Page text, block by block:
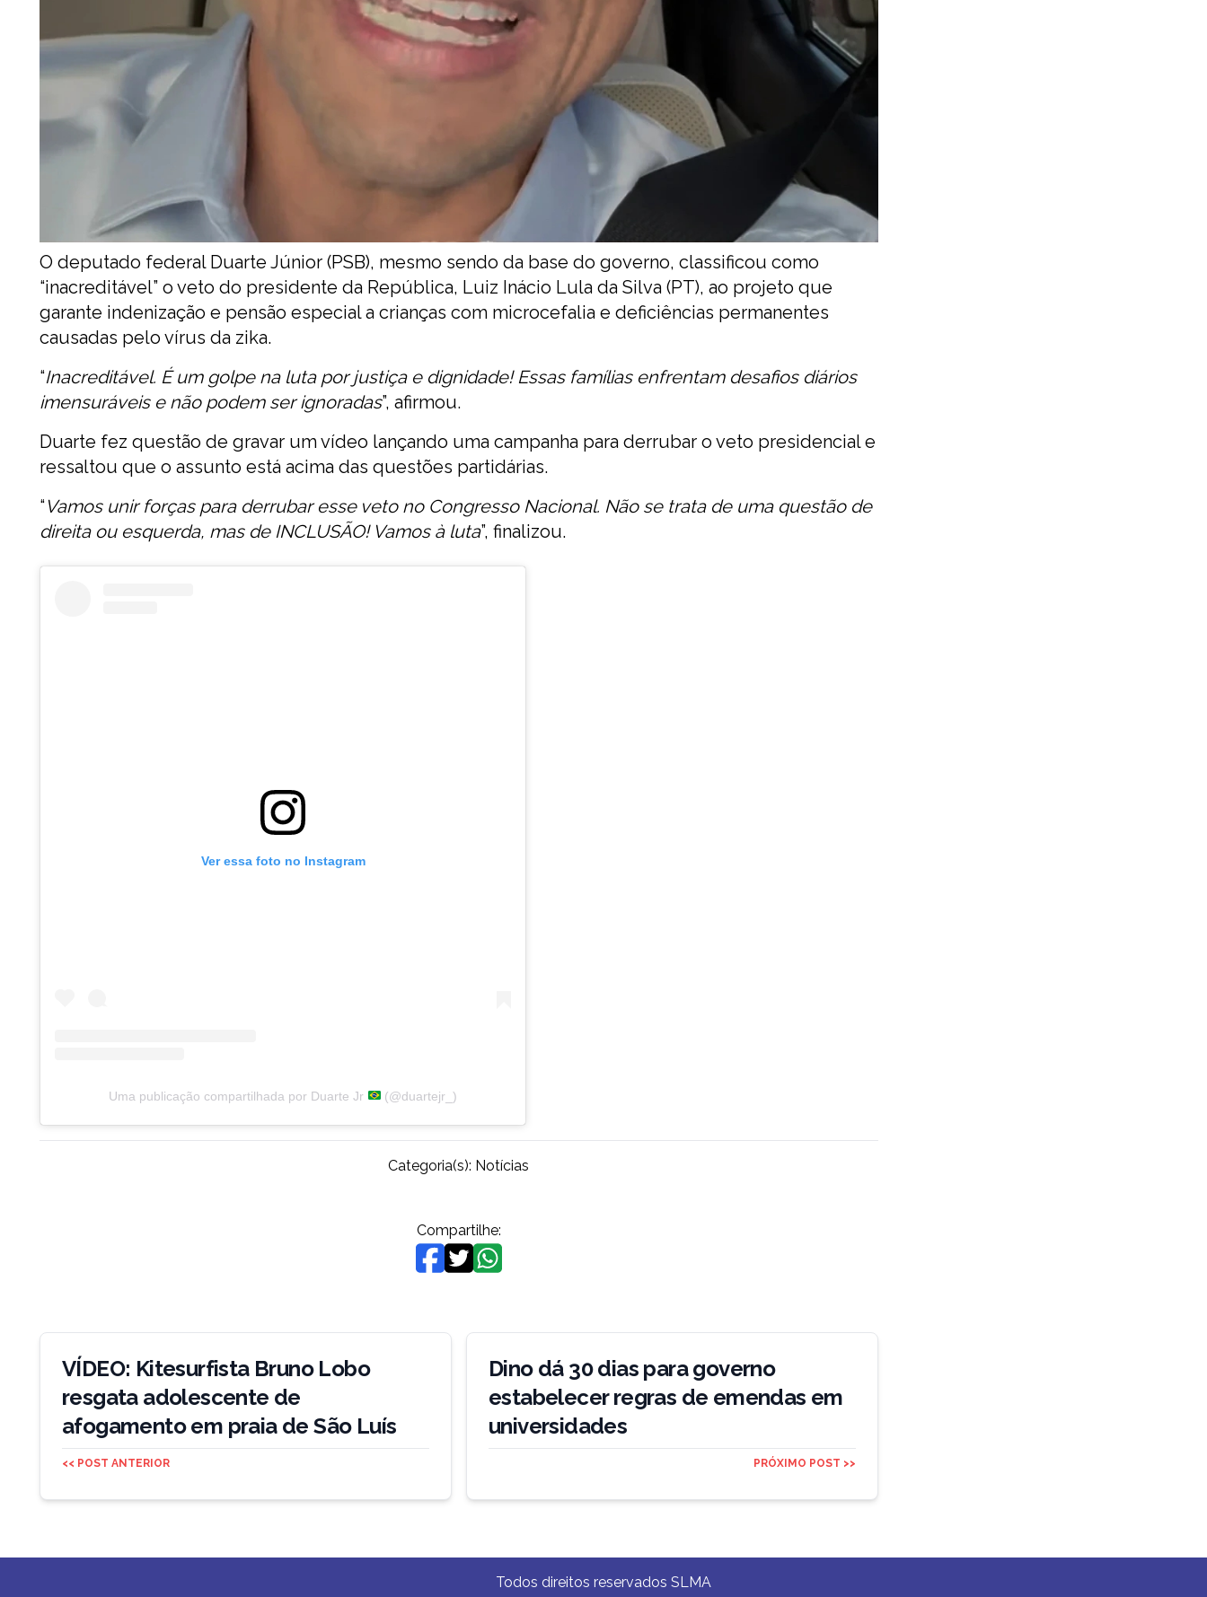
O deputado federal Duarte Júnior (PSB), mesmo sendo da base do governo, classificou como
“inacreditável” o veto do presidente da República, Luiz Inácio Lula da Silva (PT), ao projeto que
garante indenização e pensão especial a crianças com microcefalia e deficiências permanentes
causadas pelo vírus da zika.
“Inacreditável. É um golpe na luta por justiça e dignidade! Essas famílias enfrentam desafios diários
imensuráveis e não podem ser ignoradas”, afirmou.
Duarte fez questão de gravar um vídeo lançando uma campanha para derrubar o veto presidencial e
ressaltou que o assunto está acima das questões partidárias.
“Vamos unir forças para derrubar esse veto no Congresso Nacional. Não se trata de uma questão de
direita ou esquerda, mas de INCLUSÃO! Vamos à luta”, finalizou.
Ver essa foto no Instagram
Uma publicação compartilhada por Duarte Jr (@duartejr_)
Categoria(s): Notícias
Compartilhe:
Navegação
VÍDEO: Kitesurfista Bruno Lobo
resgata adolescente de
afogamento em praia de São Luís
<< POST ANTERIOR
Dino dá 30 dias para governo
estabelecer regras de emendas em
universidades
PRÓXIMO POST >>
Todos direitos reservados SLMA